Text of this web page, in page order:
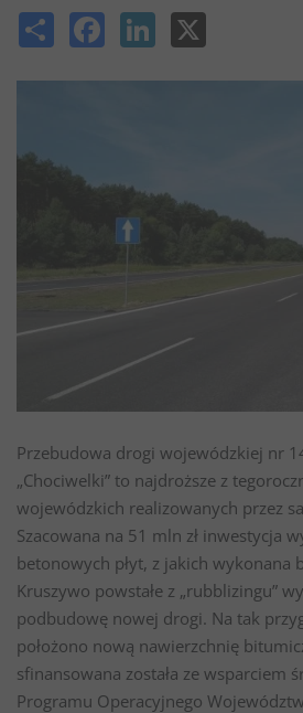
Share Facebook LinkedIn
Przebudowa drogi wojewódzkiej nr
„Chociwelki” to najdroższe z
wojewódzkich realizowanych przez
Szacowana na 51 mln zł inwestycja
betonowych płyt, z jakich wykonana
Kruszywo powstałe z „rubblizingu”
podbudowę nowej drogi. Na tak
położono nową nawierzchnię
sfinansowana została ze wsparciem
Programu Operacyjnego